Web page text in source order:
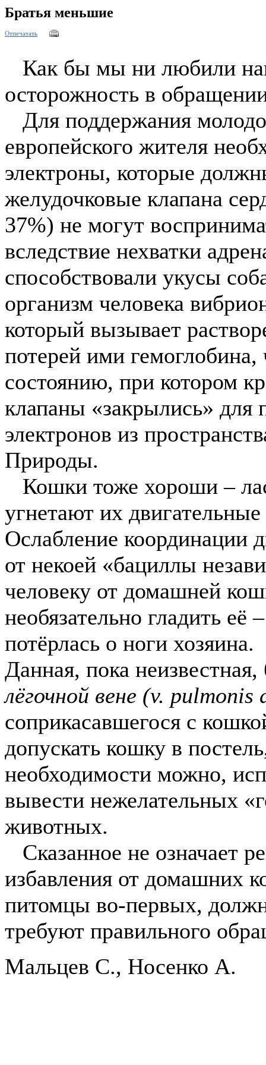
Братья меньшие
Отпечатать
Как бы мы ни любили
осторожность в
Для поддержания
европейского жителя
электроны, которые
желудочковые клапана
37%) не могут
вследствие нехватки
способствовали укусы
организм человека
который вызывает
потерей ими гемоглобина,
состоянию, при котором
клапаны «закрылись»
электронов из
Природы.
Кошки тоже хороши –
угнетают их
Ослабление координации
от некоей «бациллы
человеку от домашней
необязательно гладить её
потёрлась о ноги хозяина.
Данная, пока
лёгочной вене (v. pulmonis
соприкасавшегося с
допускать кошку в
необходимости можно,
вывести нежелательных
животных.
Сказанное не означает
избавления от домашних
питомцы во-первых,
требуют правильного
Мальцев С., Носенко А.